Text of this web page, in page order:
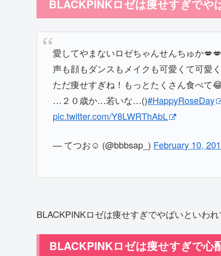
BLACKPINKロゼは痩せすぎでや
愛してやまないロゼちゃんせんちゅか
声も顔もダンスもメイクも可愛くて可愛
ただ痩せすぎね！もっとたくさん食べて
…２０歳か…若いな…()#HappyRoseDay
pic.twitter.com/Y8LWRThAbL
— てつお☺︎︎ (@bbbsap_) February 10,
BLACKPINKロゼは痩せすぎでやばいといわ
BLACKPINKロゼは痩せすぎで心